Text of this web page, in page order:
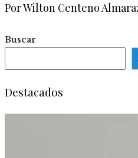
Por Wilton Centeno
Buscar
Destacados